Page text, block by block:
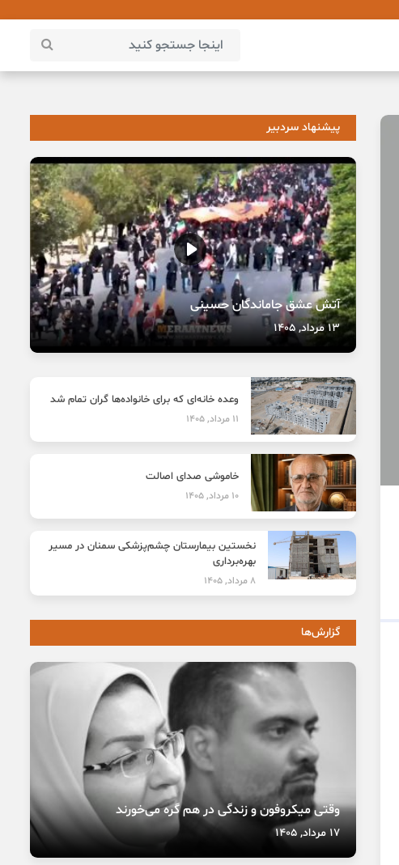
پیشنهاد سردبیر
آتش عشق جاماندگان حسینی
13 مرداد, 1405
وعده خانه‌ای که برای خانواده‌ها گران تمام شد
11 مرداد, 1405
خاموشی صدای اصالت
10 مرداد, 1405
نخستین بیمارستان چشم‌پزشکی سمنان در مسیر
بهره‌برداری
8 مرداد, 1405
گزارش‌ها
وقتی میکروفون و زندگی در هم گره می‌خورند
17 مرداد, 1405